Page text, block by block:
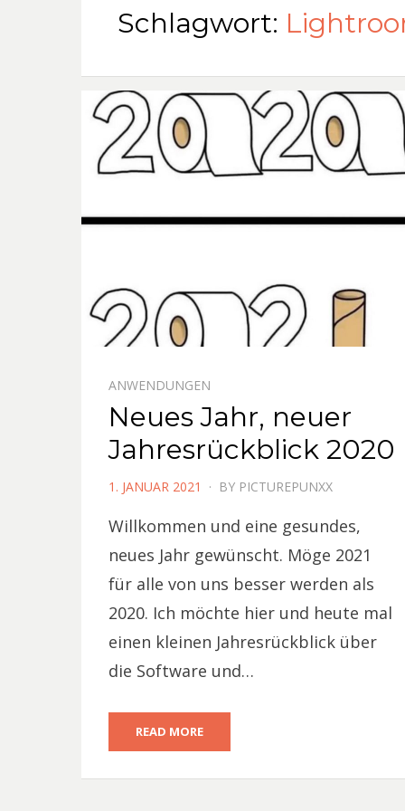
Schlagwort:
ANWENDUNGEN
Neues Jahr, neuer
Jahresrückblick 2020
POSTED
1. JANUAR 2021 BY PICTUREPUNXX
Willkommen und eine gesundes,
neues Jahr gewünscht. Möge 2021
für alle von uns besser werden als
2020. Ich möchte hier und heute mal
einen kleinen Jahresrückblick über
die Software und…
READ MORE